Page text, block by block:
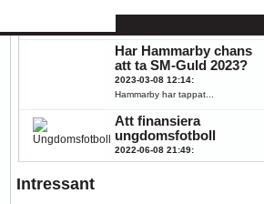
2023-08-07 15:43:
Hästar, fotboll,...
Har Hammarby chans
att ta SM-Guld 2023?
2023-03-08 12:14:
Hammarby har tappat...
Att finansiera
ungdomsfotboll
2022-06-08 21:49:
Fotboll engagerar...
Intressant